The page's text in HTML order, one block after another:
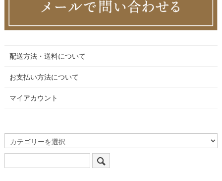
配送方法・送料について
お支払い方法について
マイアカウント